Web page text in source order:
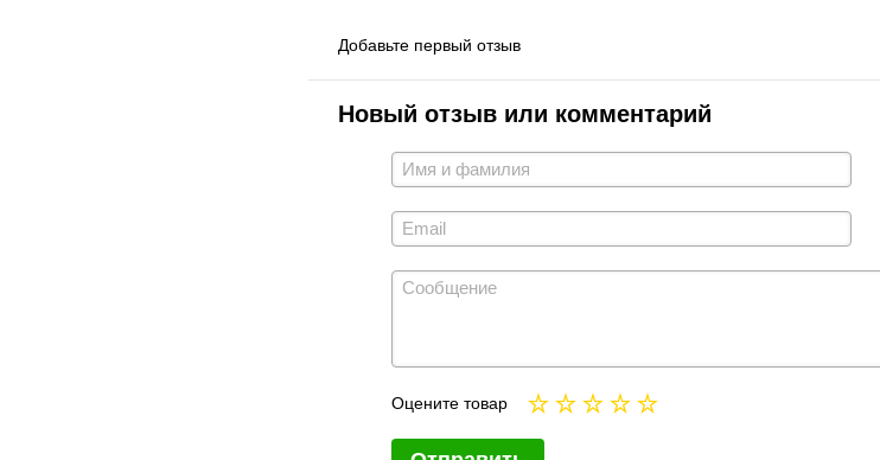
Добавьте первый отзыв
Новый отзыв или комментарий
Оцените товар